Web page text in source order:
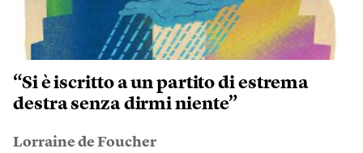
“Si è iscritto a un partito di estrema
destra senza dirmi niente”
Lorraine de Foucher